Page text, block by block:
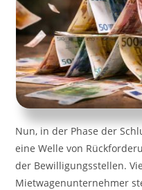
Nun, in der Phase der
eine Welle von
der Bewilligungsstellen.
Mietwagenunternehmer